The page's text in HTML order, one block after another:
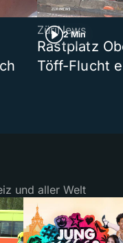
2 Min
ZüriNews
Rastplatz
Töff-Flucht
und aller Welt